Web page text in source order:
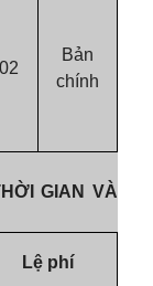
02
Bản
chính
GIAN VÀ
Lệ phí